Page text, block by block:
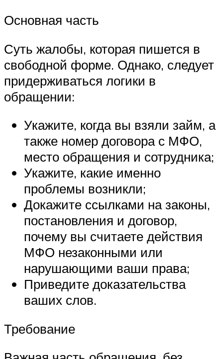
Основная часть
Суть жалобы, которая пишется в
свободной форме. Однако, следует
придерживаться логики в
обращении:
Укажите, когда вы взяли займ, а
также номер договора с МФО,
место обращения и сотрудника;
Укажите, какие именно
проблемы возникли;
Докажите ссылками на законы,
постановления и договор,
почему вы считаете действия
МФО незаконными или
нарушающими ваши права;
Приведите доказательства
ваших слов.
Требование